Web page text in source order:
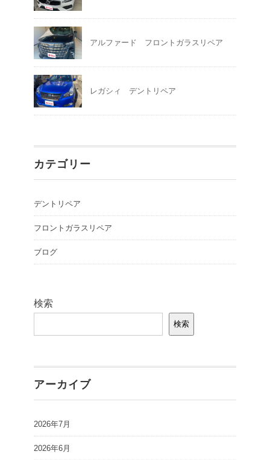
アルファード フロントガラスリペア
レガシィ デントリペア
カテゴリー
デントリペア
フロントガラスリペア
ブログ
検索
検索
アーカイブ
2026年7月
2026年6月